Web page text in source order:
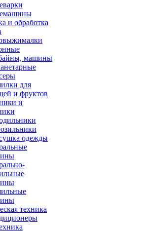
и обработка
машины
для
и фруктов
и
одежды
техника